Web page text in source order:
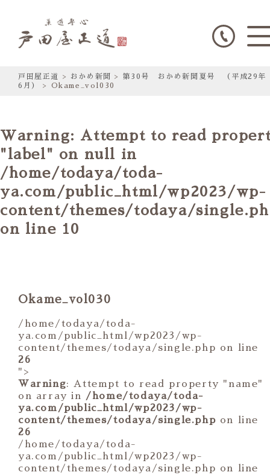
戸田屋正道 > おかめ新聞 > 第30号 おかめ新聞夏号 （平成29年
6月）
> Okame_vol030
Warning: Attempt to read
"label" on null in
/home/todaya/toda-
ya.com/public_html/wp2023/wp-
content/themes/todaya/
on line 10
Okame_vol030
/home/todaya/toda-
ya.com/public_html/wp2023/wp-
content/themes/todaya/single.php on line
26
">
Warning: Attempt to read property "name"
on array in /home/todaya/toda-
ya.com/public_html/wp2023/wp-
content/themes/todaya/single.php on line
26
/home/todaya/toda-
ya.com/public_html/wp2023/wp-
content/themes/todaya/single.php on line